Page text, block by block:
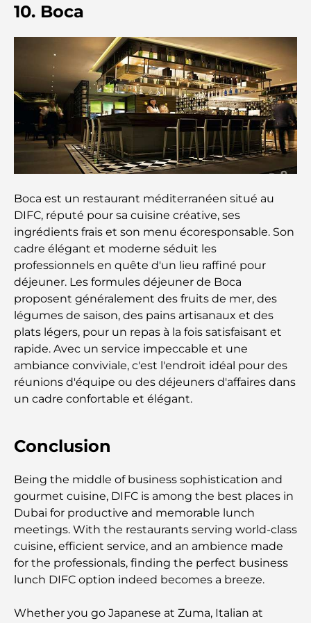
Les meilleures voitures électriques de luxe :
redéfinir la conduite moderne
Immobilier à Dubaï et à Abou Dhabi :
Comparaison des marchés de l’immobilier de luxe
À la découverte des marques de montres les plus
chères au monde
dans le luxe
Les célébrités internationales les plus en vue qui
vivent à Dubaï
Les meilleurs restaurants avec vue sur le Burj
Khalifa pour une expérience culinaire mémorable
Écoles américaines à Dubaï : Guide complet pour
les parents
Activités divertissantes à Dubaï pour adultes : les
meilleures façons de profiter de la ville
architecturales de la ville
Les meilleures écoles de Dubaï pour les expatriés :
un guide complet pour les parents
Soins de santé de classe mondiale : les meilleurs
hôpitaux d’Abu Dhabi
Qu’est-ce qu’Ejari aux Émirats arabes unis ? Guide
10. Boca
Boca est un restaurant méditerranéen situé au
DIFC, réputé pour sa cuisine créative, ses
ingrédients frais et son menu écoresponsable. Son
cadre élégant et moderne séduit les
professionnels en quête d'un lieu raffiné pour
déjeuner. Les formules déjeuner de Boca
proposent généralement des fruits de mer, des
légumes de saison, des pains artisanaux et des
plats légers, pour un repas à la fois satisfaisant et
rapide. Avec un service impeccable et une
ambiance conviviale, c'est l'endroit idéal pour des
réunions d'équipe ou des déjeuners d'affaires dans
un cadre confortable et élégant.
Conclusion
Being the middle of business sophistication and
gourmet cuisine, DIFC is among the best places in
Dubai for productive and memorable lunch
meetings. With the restaurants serving world-class
cuisine, efficient service, and an ambience made
for the professionals, finding the perfect business
lunch DIFC option indeed becomes a breeze.
Whether you go Japanese at Zuma, Italian at